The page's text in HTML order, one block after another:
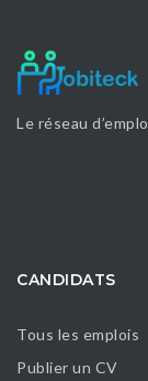
Le réseau
CANDIDATS
Tous les emplois
Publier un CV